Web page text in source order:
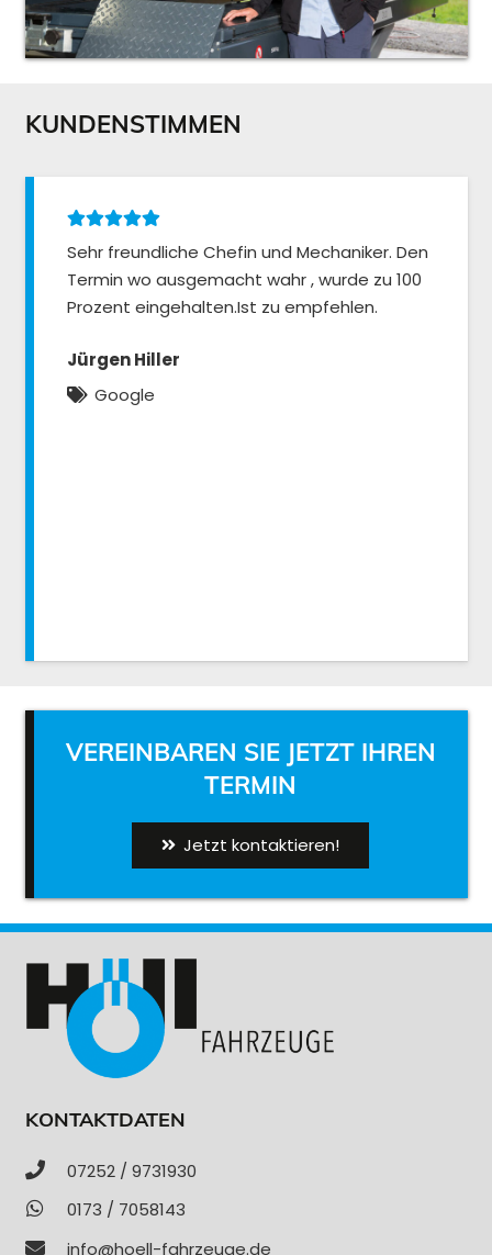
KUNDENSTIMMEN
Sehr freundliche Chefin und Mechaniker. Den
Termin wo ausgemacht wahr , wurde zu 100
Prozent eingehalten.Ist zu empfehlen.
Jürgen Hiller
Google
VEREINBAREN SIE JETZT IHREN
TERMIN
Jetzt kontaktieren!
KONTAKTDATEN
07252 / 9731930
0173 / 7058143
info@hoell-fahrzeuge.de